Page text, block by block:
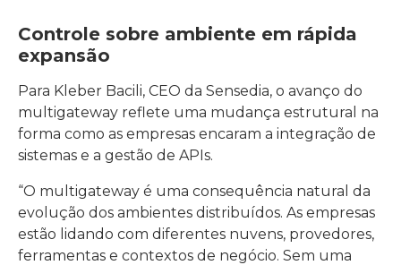
Controle sobre ambiente em rápida
expansão
Para Kleber Bacili, CEO da Sensedia, o avanço do
multigateway reflete uma mudança estrutural na
forma como as empresas encaram a integração de
sistemas e a gestão de APIs.
“O multigateway é uma consequência natural da
evolução dos ambientes distribuídos. As empresas
estão lidando com diferentes nuvens, provedores,
ferramentas e contextos de negócio. Sem uma